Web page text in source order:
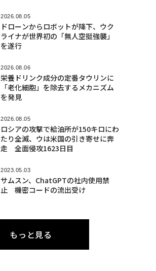
2026.08.05
ドローンからロボットが降下、ウク
ライナが世界初の「無人空挺強襲」
を遂行
2026.08.06
栄養ドリンク成分の定番タウリンに
「老化細胞」を除去するメカニズム
を発見
2026.08.05
ロシアの攻撃で給油所が150キロにわ
たり全滅、ウは米国の引き寄せに奔
走 全面侵攻1623日目
2023.05.03
サムスン、ChatGPTの社内使用禁
止 機密コードの流出受け
もっと見る